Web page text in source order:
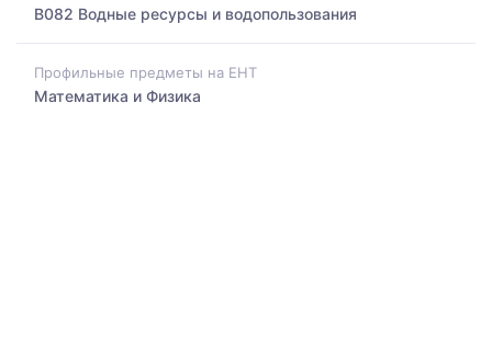
B082 Водные ресурсы и водопользования
Профильные предметы на ЕНТ
Математика и Физика